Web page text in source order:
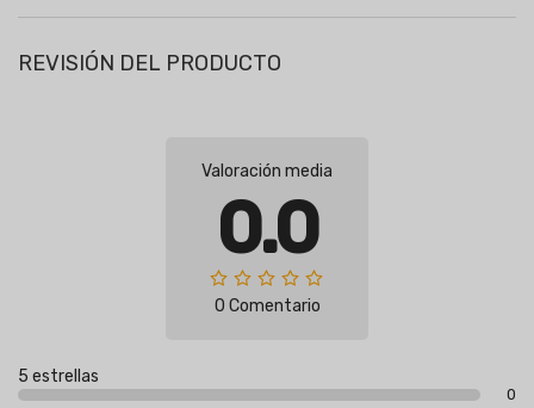
REVISIÓN DEL PRODUCTO
Valoración media
0.0
0 Comentario
5 estrellas
0